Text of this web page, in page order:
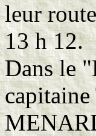
leur
13 h 12.
Dans le